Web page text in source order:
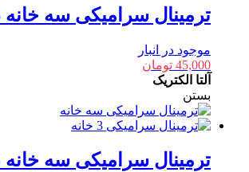
ترمینال سرامیکی سه خانه 16 آمپر
موجود در انبار
45,000 تومان
آلتا الکتریک
بستن
ترمینال سرامیکی سه خانه 25 آمپر